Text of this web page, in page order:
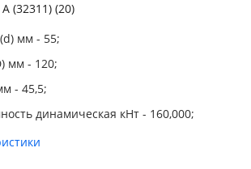
(32311) (20)
мм - 55;
мм - 120;
- 45,5;
динамическая кНт - 160,000;